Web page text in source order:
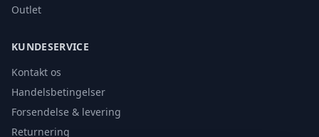
Outlet
KUNDESERVICE
Kontakt os
Handelsbetingelser
Forsendelse & levering
Returnering